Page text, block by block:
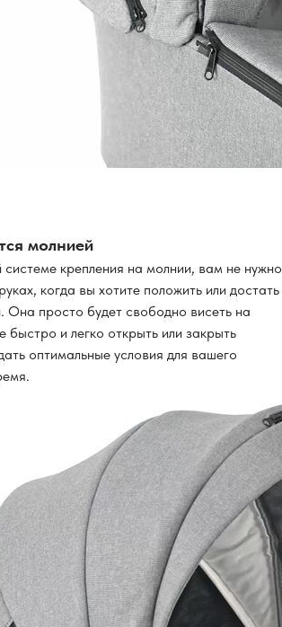
молнией
крепления на молнии, вам не нужно
когда вы хотите положить или достать
Она просто будет свободно висеть на
и легко открыть или закрыть
оптимальные условия для вашего